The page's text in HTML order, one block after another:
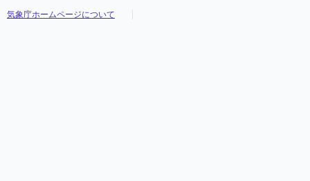
気象庁ホームページについて